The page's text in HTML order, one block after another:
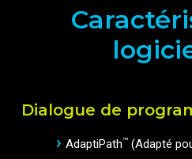
Dialogue de
AdaptiPath™ (Adapté